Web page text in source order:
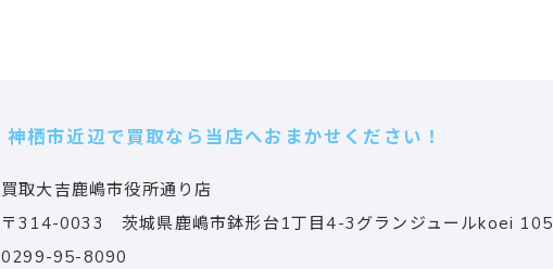
神栖市近辺で買取なら当店へおまかせください！
買取大吉鹿嶋市役所通り店
〒314-0033 茨城県鹿嶋市鉢形台1丁目4-3グランジュールkoei 105
0299-95-8090